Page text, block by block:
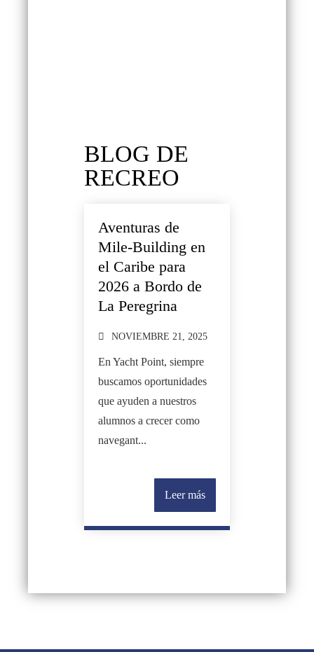
BLOG DE
RECREO
Aventuras de
Mile-Building en
el Caribe para
2026 a Bordo de
La Peregrina
NOVIEMBRE 21, 2025
En Yacht Point, siempre
buscamos oportunidades
que ayuden a nuestros
alumnos a crecer como
navegant...
Leer más